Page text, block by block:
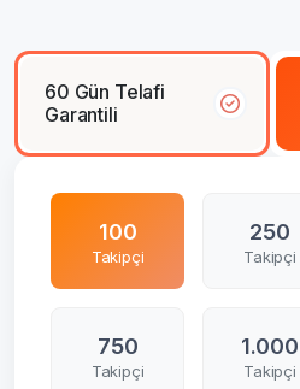
60 Gün Telafi
Garantili
100
Takipçi
250
Takipçi
750
Takipçi
1.000
Takipçi